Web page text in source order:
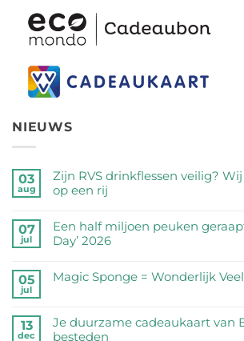
NIEUWS
03
aug
Zijn RVS drinkflessen veilig?
op een rij
reacties
op
Zijn
drinkflessen
zetten
07
jul
Een half miljoen peuken
Day’ 2026
reacties
half
miljoen
05
jul
Magic Sponge = Wonderlijk
op
13
dec
Je duurzame cadeaukaart van
besteden